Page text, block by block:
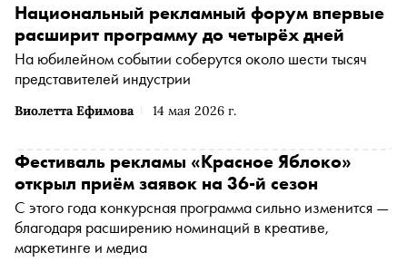
Виолетта Ефимова 14 мая 2026 г.
Национальный рекламный форум впервые
расширит программу до четырёх дней
На юбилейном событии соберутся около шести тысяч
представителей индустрии
Фестиваль рекламы «Красное Яблоко»
открыл приём заявок на 36-й сезон
С этого года конкурсная программа сильно изменится —
благодаря расширению номинаций в креативе,
маркетинге и медиа